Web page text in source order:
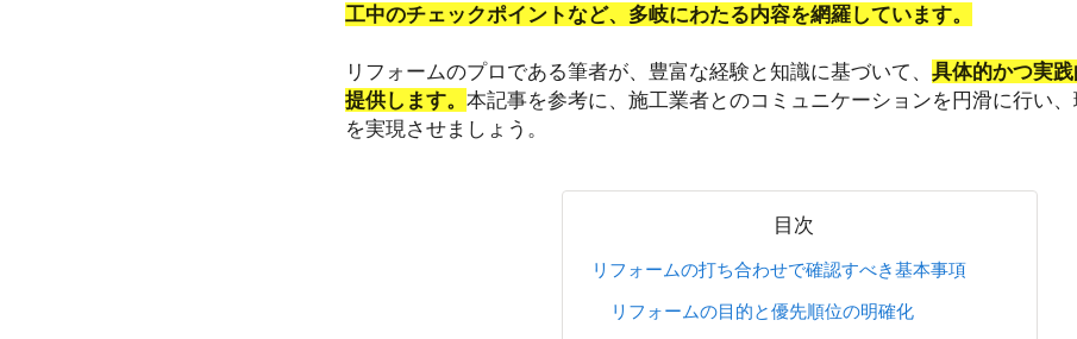
工中のチェックポイントなど、多岐にわたる内容を網羅しています。
リフォームのプロである筆者が、豊富な経験と知識に基づいて、 具体的かつ実
提供します。 本記事を参考に、施工業者とのコミュニケーションを円滑に行い
を実現させましょう。
目次
リフォームの打ち合わせで確認すべき基本事項
リフォームの目的と優先順位の明確化